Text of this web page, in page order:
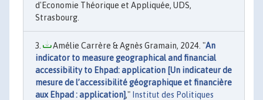
d'Economie Théorique et Appliquée, UDS,
Strasbourg.
Amélie Carrère & Agnès Gramain, 2024. "An
indicator to measure geographical and financial
accessibility to Ehpad: application [Un indicateur de
mesure de l’accessibilité géographique et financière
aux Ehpad : application]," Institut des Politiques